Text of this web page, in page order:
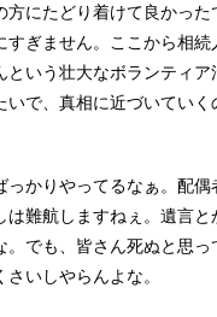
方にたどり着けて良かった
すぎません。ここから相
という壮大なボランティア
いで、真相に近づいていく
っかりやってるなぁ。配偶
は難航しますねぇ。遺言と
。でも、皆さん死ぬと思っ
いしやらんよな。